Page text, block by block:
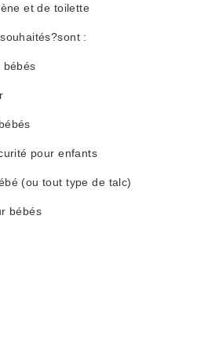
et de toilette
:
bébés
pour enfants
(ou tout type de talc)
bébés